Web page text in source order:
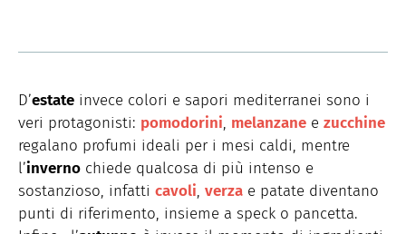
D’estate invece colori e sapori mediterranei sono i
veri protagonisti: pomodorini, melanzane e zucchine
regalano profumi ideali per i mesi caldi, mentre
l’inverno chiede qualcosa di più intenso e
sostanzioso, infatti cavoli, verza e patate diventano
punti di riferimento, insieme a speck o pancetta.